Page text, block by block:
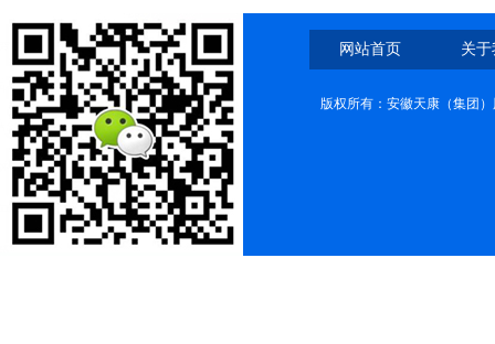
网站首页 关
版权所有：安徽天康（集团